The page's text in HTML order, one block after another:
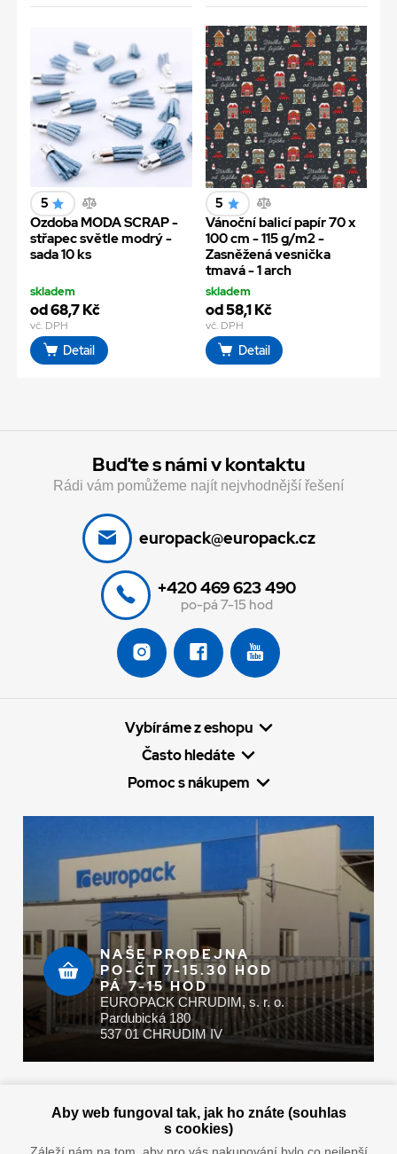
5
Ozdoba MODA SCRAP -
střapec světle modrý -
sada 10 ks
skladem
od 68,7 Kč
vč. DPH
Detail
5
Vánoční balicí papír 70 x
100 cm - 115 g/m2 -
Zasněžená vesnička
tmavá - 1 arch
skladem
od 58,1 Kč
vč. DPH
Detail
Buďte s námi v kontaktu
Rádi vám pomůžeme najít nejvhodnější řešení
europack@europack.cz
+420 469 623 490
po-pá 7-15 hod
Vybíráme z eshopu
Často hledáte
Pomoc s nákupem
NAŠE PRODEJNA
PO-ČT 7-15.30 HOD
PÁ 7-15 HOD
EUROPACK CHRUDIM, s. r. o.
Pardubická 180
537 01 CHRUDIM IV
Aby web fungoval tak, jak ho znáte (souhlas
s cookies)